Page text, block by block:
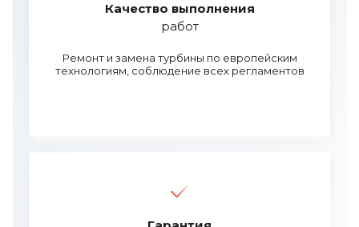
Качество выполнения
работ
Ремонт и замена турбины по европейским
технологиям, соблюдение всех регламентов